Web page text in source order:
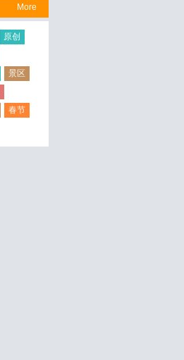
More
原创
景区
春节